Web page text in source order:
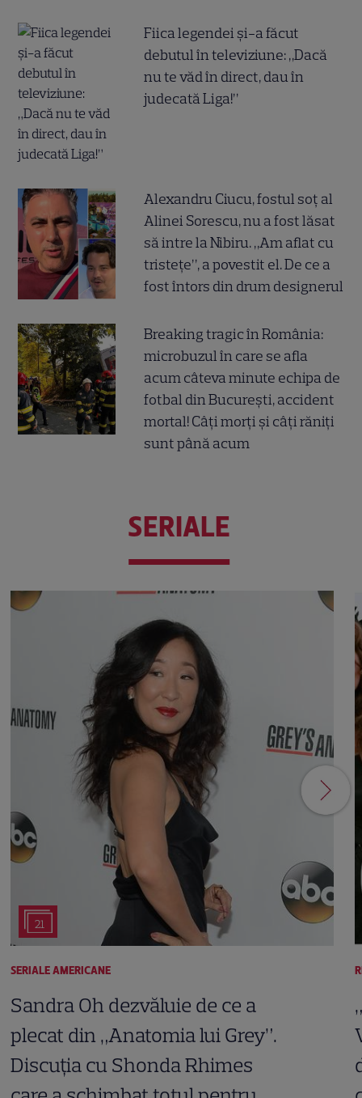
Fiica legendei și-a făcut
debutul în televiziune: „Dacă
nu te văd în direct, dau în
judecată Liga!”
Alexandru Ciucu, fostul soț al
Alinei Sorescu, nu a fost lăsat
să intre la Nibiru. „Am aflat cu
tristețe”, a povestit el. De ce a
fost întors din drum designerul
Breaking tragic în România:
microbuzul în care se afla
acum câteva minute echipa de
fotbal din București, accident
mortal! Câți morți și câți răniți
sunt până acum
SERIALE
21
SERIALE AMERICANE
Sandra Oh dezvăluie de ce a
plecat din „Anatomia lui Grey”.
Discuția cu Shonda Rhimes